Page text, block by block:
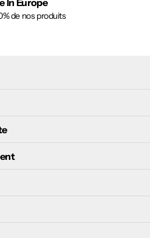
In Europe
de nos produits